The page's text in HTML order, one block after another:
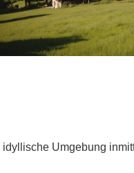
Umgebung